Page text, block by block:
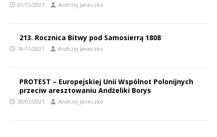
01/12/2021 Andrzej Janeczko
213. Rocznica Bitwy pod Samosierrą 1808
18/11/2021 Andrzej Janeczko
PROTEST – Europejskiej Unii Wspólnot Polonijnych
przeciw aresztowaniu Andżeliki Borys
30/03/2021 Andrzej Janeczko